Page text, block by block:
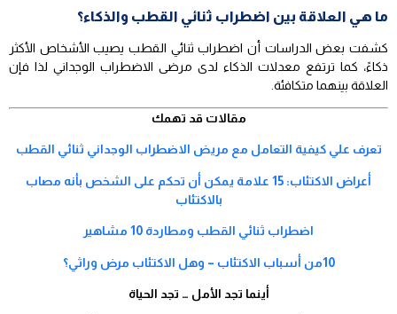
ما هي العلاقة بين اضطراب ثنائي القطب والذكاء؟
كشفت بعض الدراسات أن اضطراب ثنائي القطب يصيب الأشخاص الأكثر
ذكاءً، كما ترتفع معدلات الذكاء لدى مرضى الاضطراب الوجداني لذا فإن
العلاقة بينهما متكافئة.
مقالات قد تهمك
تعرف علي كيفية التعامل مع مريض الاضطراب الوجداني ثنائي القطب
أعراض الاكتئاب: 15 علامة يمكن أن تحكم على الشخص بأنه مصاب
بالاكتئاب
اضطراب ثنائي القطب ومطاردة 10 مشاهير
10من أسباب الاكتئاب – وهل الاكتئاب مرض وراثي؟
أينما تجد الأمل … تجد الحياة